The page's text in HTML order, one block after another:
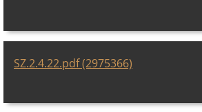
SZ.2.4.22.pdf (2975366)